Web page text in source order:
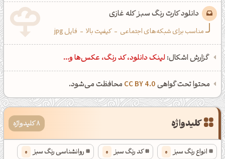
دانلود کارت رنگ سبز کله غازی
مناسب برای شبکه‌های اجتماعی - کیفیت بالا - فایل jpg
گزارش اشکال: لینک دانلود، کد رنگ، عکس‌ها و...
محتوا تحت گواهیCC BY 4.0 محافظت می‌شود.
کلیدواژه 8 کلیدواژه
انواع رنگ سبز 0 کد رنگ سبز 0 روانشناسی رنگ سبز 0